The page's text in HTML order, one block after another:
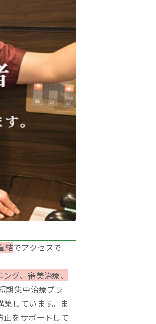
結でアクセスで
グ、審美治療、
期集中治療プラ
しています。ま
をサポートして